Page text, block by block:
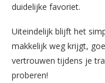
duidelijke favoriet.
Uiteindelijk blijft het
makkelijk weg krijgt,
vertrouwen tijdens je
proberen!